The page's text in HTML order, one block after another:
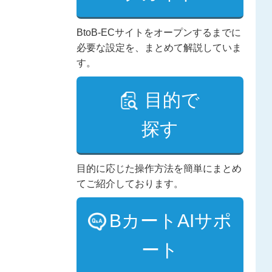
BtoB-ECサイトをオープンするまでに
必要な設定を、まとめて解説していま
す。
目的で
探す
目的に応じた操作方法を簡単にまとめ
てご紹介しております。
BカートAIサポ
ート